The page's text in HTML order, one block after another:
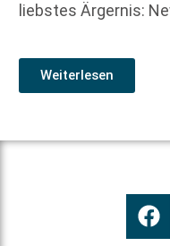
liebstes Ärgernis:
Weiterlesen